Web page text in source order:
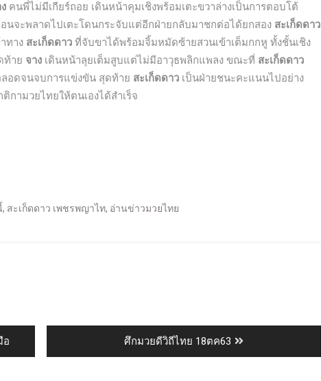
คนพี่ไม่มีเกียร์ถอย เดินหน้าคุมเชิงพร้อมเตะขวาล่างเป็นการตอบโต้
นจะพลาดไปเตะโดนกระจับแต่อีกฝ่ายกลับมาชกต่อได้ยกสอง สะเก็ดดาว
ทาง สะเก็ดดาว ที่จับขาได้พร้อมจิ้มหมัดซ้ายสวนเข้าเต็มกกหู ทั้งชั้นเชิง
ท้าย จาง เดินหน้าลุยเต็มสูบแต่ไม่มีอาวุธพลิกแพลง ขณะที่ สะเก็ดดาว
อดจนจบการแข่งขัน สุดท้าย สะเก็ดดาว เป็นฝ่ายชนะคะแนนไปอย่าง
กามวยไทยให้ตนเองได้สำเร็จ
, สะเก็ดดาว เพชรพญาไท, อ่านข่าวมวยไทย
อ ศึกมวยดีวิถีไทย 18ตค63